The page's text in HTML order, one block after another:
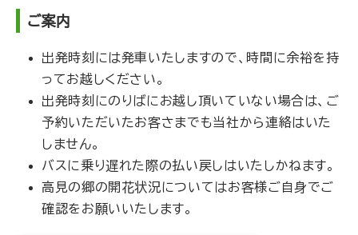
ご案内
出発時刻には発車いたしますので、時間に余裕を持
ってお越しください。
出発時刻にのりばにお越し頂いていない場合は、ご
予約いただいたお客さまでも当社から連絡はいた
しません。
バスに乗り遅れた際の払い戻しはいたしかねます。
高見の郷の開花状況についてはお客様ご自身でご
確認をお願いいたします。